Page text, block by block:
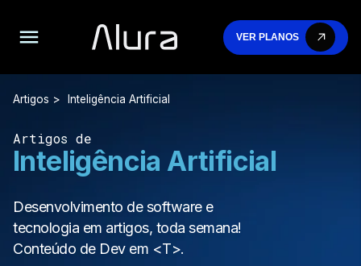
VER PLANOS
Artigos Inteligência Artificial
Artigos de
Inteligência Artificial
Desenvolvimento de software e
tecnologia em artigos, toda semana!
Conteúdo de Dev em <T>.